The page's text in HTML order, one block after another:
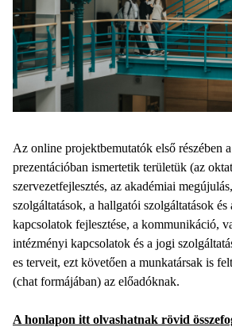
Az online projektbemutatók első részében
prezentációban ismertetik területük (az
szervezetfejlesztés, az akadémiai
szolgáltatások, a hallgatói szolgáltatások és
kapcsolatok fejlesztése, a kommunikáció,
intézményi kapcsolatok és a jogi
es terveit, ezt követően a munkatársak is
(chat formájában) az előadóknak.
A honlapon itt olvashatnak rövid